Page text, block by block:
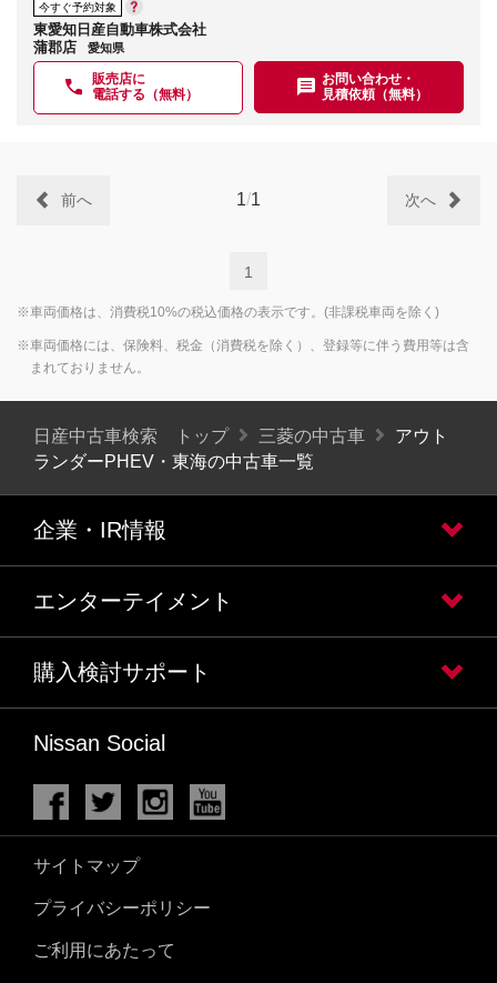
今すぐ予約対象
東愛知日産自動車株式会社
蒲郡店
愛知県
販売店に
電話する（無料）
お問い合わせ・
見積依頼（無料）
1/1
前へ 次へ
1
※車両価格は、消費税10%の税込価格の表示です。(非課税車両を除く)
※車両価格には、保険料、税金（消費税を除く）、登録等に伴う費用等は含
まれておりません。
日産中古車検索 トップ 三菱の中古車
アウト
ランダーPHEV・東海の中古車一覧
企業・IR情報
エンターテイメント
購入検討サポート
Nissan Social
サイトマップ
プライバシーポリシー
ご利用にあたって